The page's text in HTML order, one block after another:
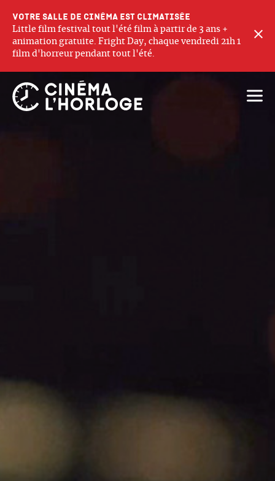
Votre salle de cinéma est climatisée
Little film festival tout l'été film à partir de 3 ans +
animation gratuite. Fright Day, chaque vendredi 21h 1
film d'horreur pendant tout l'été.